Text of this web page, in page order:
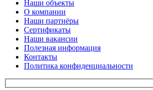
Наши объекты
О компании
Наши партнёры
Сертификаты
Наши вакансии
Полезная информация
Контакты
Политика конфиденциальности